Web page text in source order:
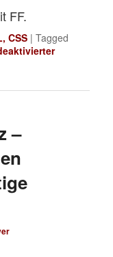
FF.
CSS |Tagged
–